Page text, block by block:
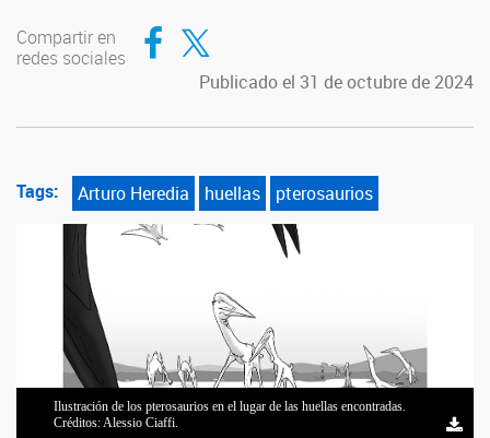
Compartir en
redes sociales
Compartir en Facebook
Compartir en Twitter
Publicado el 31 de octubre de 2024
Tags: Arturo Heredia huellas pterosaurios
Ilustración de los pterosaurios en el lugar de las huellas encontradas.
Créditos: Alessio Ciaffi.
Huellas de los pterosaurios. Foto: gentileza investigador.
Huellas de los pterosaurios. Foto: gentileza investigador.
Arturo Heredia en el lugar del hallazgo de las huellas. Foto: gentileza
investigador.
Ilustración de los pterosaurios en el lugar de las huellas encontradas.
Créditos: Alessio Ciaffi.